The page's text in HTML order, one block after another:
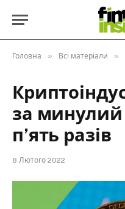
Головна » Всі матеріали »
за минулий
п’ять разів
8 Лютого 2022